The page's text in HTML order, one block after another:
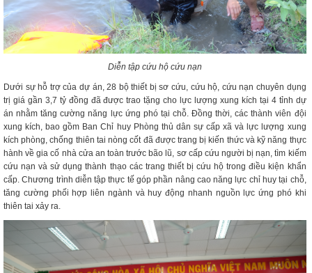
Diễn tập cứu hộ cứu nạn
Dưới sự hỗ trợ của dự án, 28 bộ thiết bị sơ cứu, cứu hộ, cứu nạn chuyên dụng
trị giá gần 3,7 tỷ đồng đã được trao tặng cho lực lượng xung kích tại 4 tỉnh dự
án nhằm tăng cường năng lực ứng phó tại chỗ. Đồng thời, các thành viên đội
xung kích, bao gồm Ban Chỉ huy Phòng thủ dân sự cấp xã và lực lượng xung
kích phòng, chống thiên tai nòng cốt đã được trang bị kiến thức và kỹ năng thực
hành về gia cố nhà cửa an toàn trước bão lũ, sơ cấp cứu người bị nạn, tìm kiếm
cứu nạn và sử dụng thành thạo các trang thiết bị cứu hộ trong điều kiện khẩn
cấp. Chương trình diễn tập thực tế góp phần nâng cao năng lực chỉ huy tại chỗ,
tăng cường phối hợp liên ngành và huy động nhanh nguồn lực ứng phó khi
thiên tai xảy ra.